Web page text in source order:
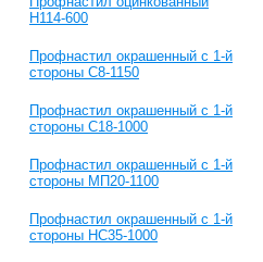
Н114-600
Профнастил окрашенный с 1-й
стороны С8-1150
Профнастил окрашенный с 1-й
стороны С18-1000
Профнастил окрашенный с 1-й
стороны МП20-1100
Профнастил окрашенный с 1-й
стороны НС35-1000